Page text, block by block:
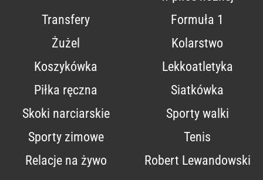
Transfery
Formuła 1
Żużel
Kolarstwo
Koszykówka
Lekkoatletyka
Piłka ręczna
Siatkówka
Skoki narciarskie
Sporty walki
Sporty zimowe
Tenis
Relacje na żywo
Robert Lewandowski